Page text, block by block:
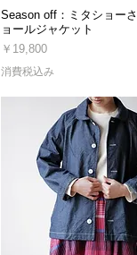
Season off：ミタショー
ョールジャケット
価格
￥19,800
消費税込み